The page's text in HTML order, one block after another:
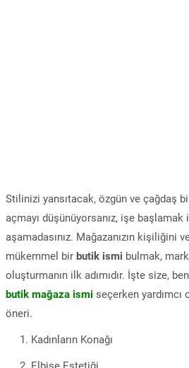
Stilinizi yansıtacak, özgün ve çağdaş
açmayı düşünüyorsanız, işe
aşamadasınız. Mağazanızın kişiliğini
mükemmel bir butik ismi bulmak,
oluşturmanın ilk adımıdır. İşte size,
butik mağaza ismi seçerken yardımcı
öneri.
Kadınların Konağı